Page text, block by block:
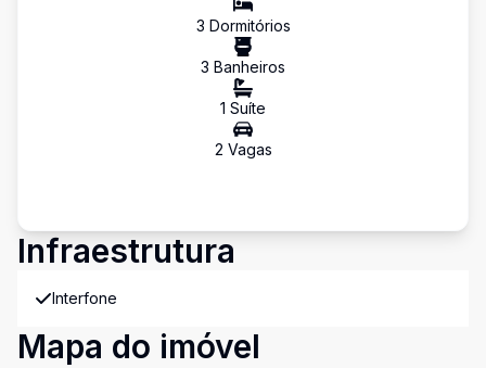
3 Dormitórios
3 Banheiros
1 Suíte
2 Vagas
Infraestrutura
Interfone
Mapa do imóvel